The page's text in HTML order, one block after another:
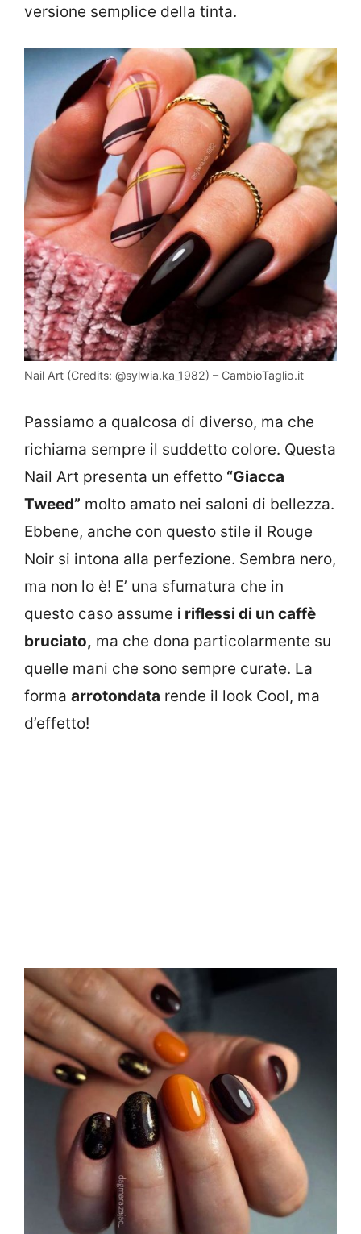
versione semplice della tinta.
Nail Art (Credits: @sylwia.ka_1982) – CambioTaglio.it
Passiamo a qualcosa di diverso, ma che
richiama sempre il suddetto colore. Questa
Nail Art presenta un effetto “Giacca
Tweed” molto amato nei saloni di bellezza.
Ebbene, anche con questo stile il Rouge
Noir si intona alla perfezione. Sembra nero,
ma non lo è! E’ una sfumatura che in
questo caso assume i riflessi di un caffè
bruciato, ma che dona particolarmente su
quelle mani che sono sempre curate. La
forma arrotondata rende il look Cool, ma
d’effetto!